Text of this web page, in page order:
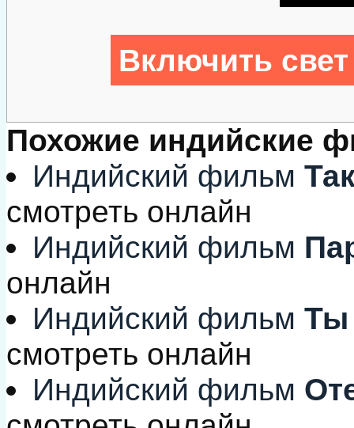
Включить
Похожие индийские
Индийский фильм
смотреть онлайн
Индийский фильм
онлайн
Индийский фильм Ты
смотреть онлайн
Индийский фильм